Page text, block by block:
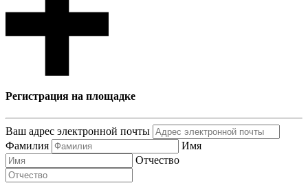
Регистрация на площадке
Ваш адрес электронной почты
Фамилия
Имя
Отчество